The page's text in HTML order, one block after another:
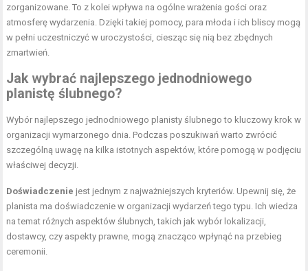
zorganizowane. To z kolei wpływa na ogólne wrażenia gości oraz
atmosferę wydarzenia. Dzięki takiej pomocy, para młoda i ich bliscy mogą
w pełni uczestniczyć w uroczystości, ciesząc się nią bez zbędnych
zmartwień.
Jak wybrać najlepszego jednodniowego
planistę ślubnego?
Wybór najlepszego jednodniowego planisty ślubnego to kluczowy krok w
organizacji wymarzonego dnia. Podczas poszukiwań warto zwrócić
szczególną uwagę na kilka istotnych aspektów, które pomogą w podjęciu
właściwej decyzji.
Doświadczenie jest jednym z najważniejszych kryteriów. Upewnij się, że
planista ma doświadczenie w organizacji wydarzeń tego typu. Ich wiedza
na temat różnych aspektów ślubnych, takich jak wybór lokalizacji,
dostawcy, czy aspekty prawne, mogą znacząco wpłynąć na przebieg
ceremonii.